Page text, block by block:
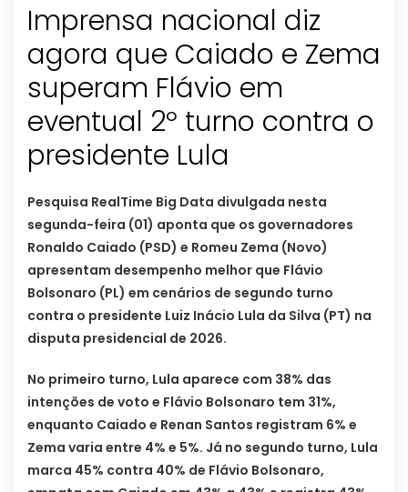
Imprensa nacional diz
agora que Caiado e Zema
superam Flávio em
eventual 2º turno contra o
presidente Lula
Pesquisa RealTime Big Data divulgada nesta
segunda-feira (01) aponta que os governadores
Ronaldo Caiado (PSD) e Romeu Zema (Novo)
apresentam desempenho melhor que Flávio
Bolsonaro (PL) em cenários de segundo turno
contra o presidente Luiz Inácio Lula da Silva (PT) na
disputa presidencial de 2026.
No primeiro turno, Lula aparece com 38% das
intenções de voto e Flávio Bolsonaro tem 31%,
enquanto Caiado e Renan Santos registram 6% e
Zema varia entre 4% e 5%. Já no segundo turno, Lula
marca 45% contra 40% de Flávio Bolsonaro,